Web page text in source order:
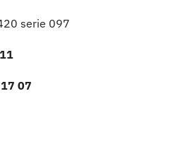
serie 097
07